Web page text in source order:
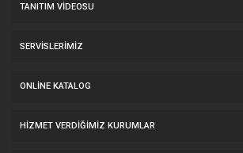
TANITIM VIDEOSU
SERVİSLERİMİZ
ONLINE KATALOG
HİZMET VERDİĞİMİZ KURUMLAR